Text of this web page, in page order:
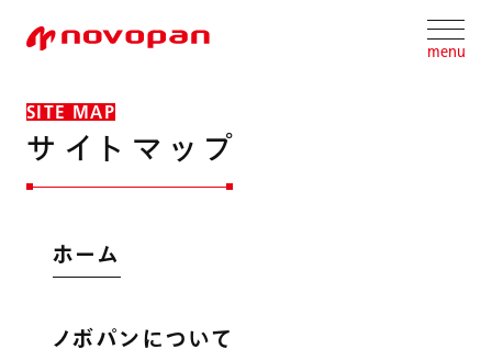
menu
SITE MAP
サ イ ト マ ッ プ
ホーム
ノボパンについて